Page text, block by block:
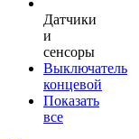
Датчики
и
сенсоры
Выключатель
концевой
Показать
все